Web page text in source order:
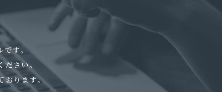
です。
さい。
おります。